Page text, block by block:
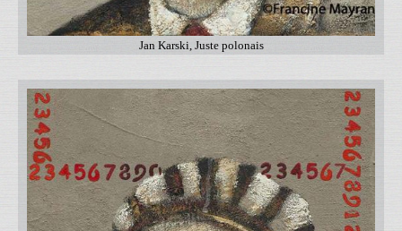
Jan Karski, Juste polonais